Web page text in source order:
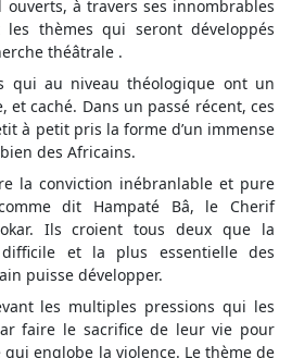
à travers ses innombrables
les thèmes qui seront développés
théâtrale .
qui au niveau théologique ont un
et caché. Dans un passé récent, ces
à petit pris la forme d’un immense
des Africains.
la conviction inébranlable et pure
dit Hampaté Bâ, le Cherif
Ils croient tous deux que la
et la plus essentielle des
puisse développer.
les multiples pressions qui les
faire le sacrifice de leur vie pour
englobe la violence. Le thème de